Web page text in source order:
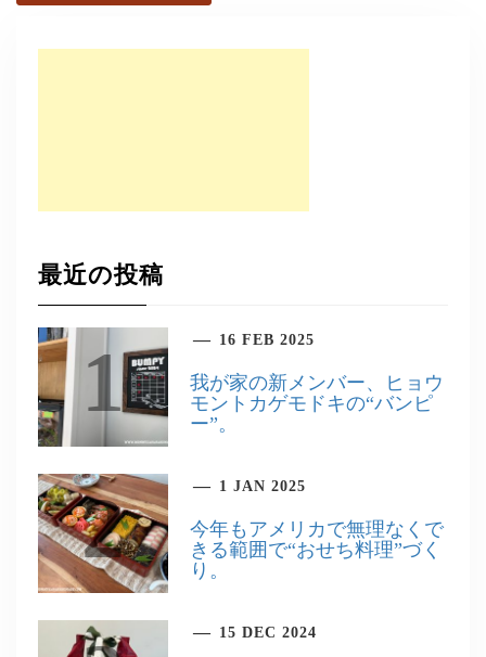
最近の投稿
1 16 FEB 2025
我が家の新メンバー、ヒョウ
モントカゲモドキの“バンピ
ー”。
2 1 JAN 2025
今年もアメリカで無理なくで
きる範囲で“おせち料理”づく
り。
15 DEC 2024